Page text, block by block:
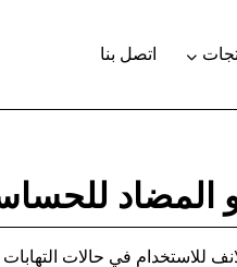
اتصل بنا
المضاد
للاستخدام في حالات